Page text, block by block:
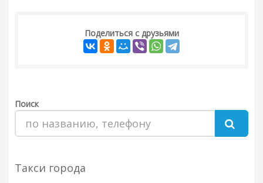
Поделиться с друзьями
Поиск
Такси города